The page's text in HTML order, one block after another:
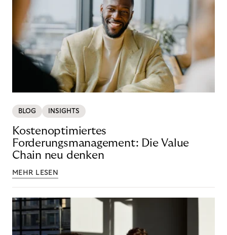
BLOG INSIGHTS
Kostenoptimiertes
Forderungsmanagement: Die Value
Chain neu denken
MEHR LESEN